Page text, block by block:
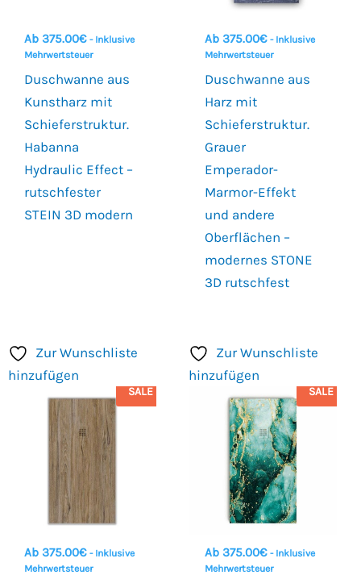
Ab 375.00€ - Inklusive
Mehrwertsteuer
Duschwanne aus
Kunstharz mit
Schieferstruktur.
Habanna
Hydraulic Effect –
rutschfester
STEIN 3D modern
Ab 375.00€ - Inklusive
Mehrwertsteuer
Duschwanne aus
Harz mit
Schieferstruktur.
Grauer
Emperador-
Marmor-Effekt
und andere
Oberflächen –
modernes STONE
3D rutschfest
Zur Wunschliste
hinzufügen
SALE
Ab 375.00€ - Inklusive
Mehrwertsteuer
Zur Wunschliste
hinzufügen
SALE
Ab 375.00€ - Inklusive
Mehrwertsteuer